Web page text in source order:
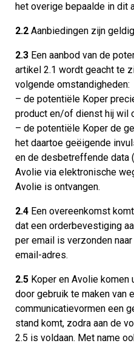
het overige bepaalde in dit
2.2 Aanbiedingen zijn
2.3 Een aanbod van de
artikel 2.1 wordt geacht te
volgende omstandigheden:
– de potentiële Koper
product en/of dienst hij wil
– de potentiële Koper de
het daartoe geëigende
en de desbetreffende data
Avolie via elektronische
Avolie is ontvangen.
2.4 Een overeenkomst
dat een orderbevestiging
per email is verzonden
email-adres.
2.5 Koper en Avolie
door gebruik te maken van
communicatievormen een
stand komt, zodra aan de
2.5 is voldaan. Met name